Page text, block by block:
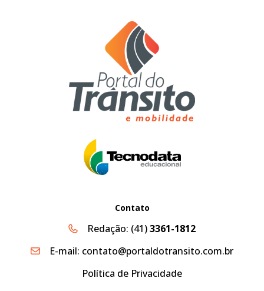
Contato
Redação: (41)3361-1812
E-mail: contato@portaldotransito.com.br
Política de Privacidade